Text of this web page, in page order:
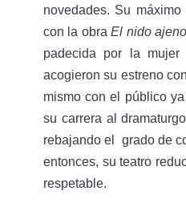
novedades. Su
con la obraEl nido
padecida por la mujer
acogieron su estreno
mismo con el público
su carrera al
rebajando el grado de
entonces, su teatro
respetable.